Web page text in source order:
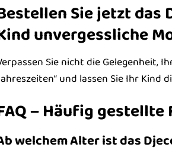
Sie jetzt das
unvergessliche
Sie nicht die Gelegenheit,
und lassen Sie Ihr Kind
– Häufig gestellte
welchem Alter ist das